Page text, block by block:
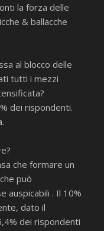
la forza delle
& ballacche
al blocco delle
tutti i mezzi
dei rispondenti.
che formare un
può
auspicabili . Il 10%
dato il
dei rispondenti